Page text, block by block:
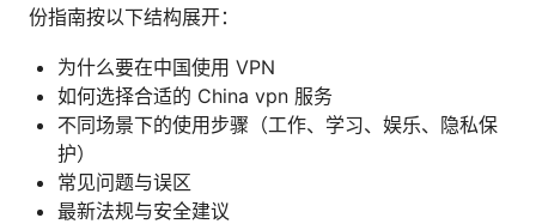
份指南按以下结构展开：
为什么要在中国使用 VPN
如何选择合适的 China vpn 服务
不同场景下的使用步骤（工作、学习、娱乐、隐私保
护）
常见问题与误区
最新法规与安全建议